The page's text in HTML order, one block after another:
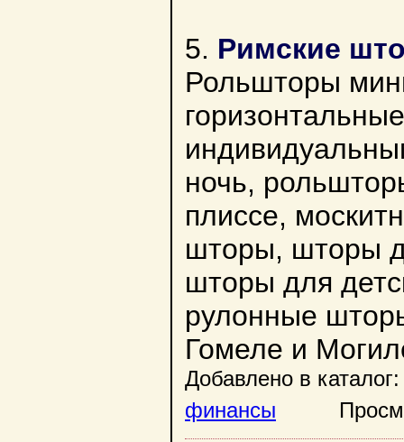
5. Римские
Рольшторы
ночь,
плиссе,
шторы, шторы
шторы для
рулонные
Гомеле и
Добавлено в
финансы